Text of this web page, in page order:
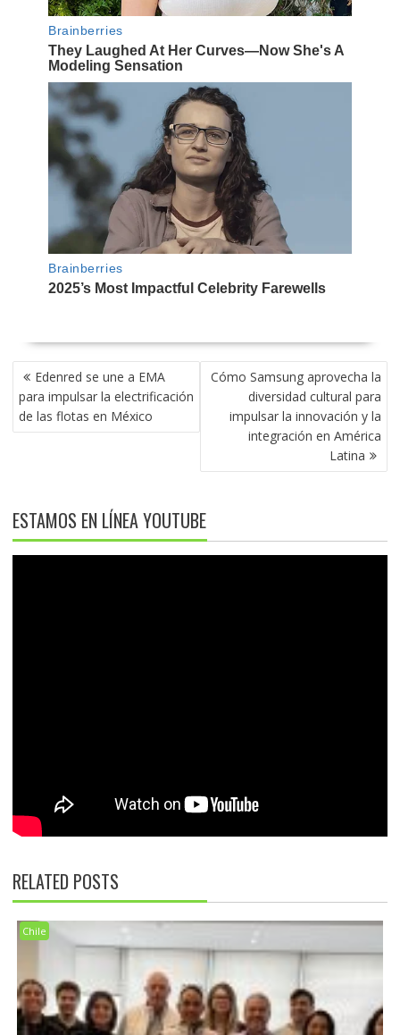
NAVEGACIÓN
DE
ENTRADAS
Edenred se une a EMA
para impulsar la electrificación
de las flotas en México
Cómo Samsung aprovecha la
diversidad cultural para
impulsar la innovación y la
integración en América
Latina
ESTAMOS EN LÍNEA YOUTUBE
RELATED POSTS
Chile